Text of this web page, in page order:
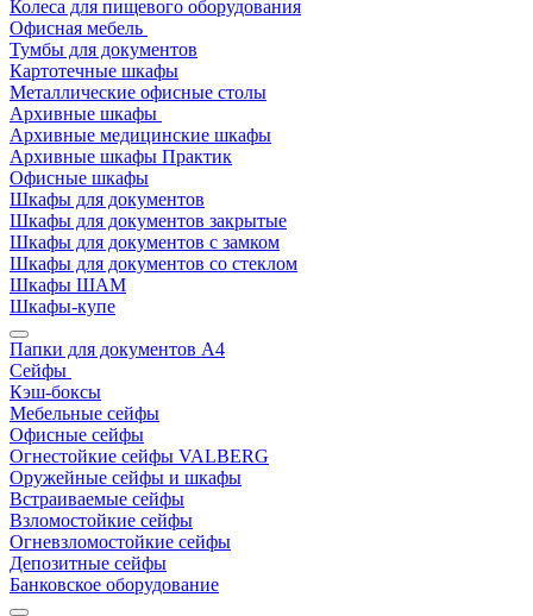
Колеса для пищевого оборудования
Офисная мебель
Тумбы для документов
Картотечные шкафы
Металлические офисные столы
Архивные шкафы
Архивные медицинские шкафы
Архивные шкафы Практик
Офисные шкафы
Шкафы для документов
Шкафы для документов закрытые
Шкафы для документов с замком
Шкафы для документов со стеклом
Шкафы ШАМ
Шкафы-купе
Папки для документов A4
Сейфы
Кэш-боксы
Мебельные сейфы
Офисные сейфы
Огнестойкие сейфы VALBERG
Оружейные сейфы и шкафы
Встраиваемые сейфы
Взломостойкие сейфы
Огневзломостойкие сейфы
Депозитные сейфы
Банковское оборудование